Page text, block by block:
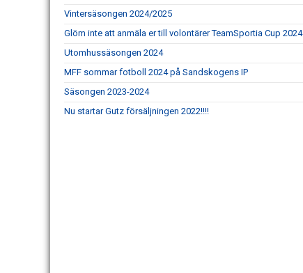
Vintersäsongen 2024/2025
Glöm inte att anmäla er till volontärer TeamSportia Cup 2024
Utomhussäsongen 2024
MFF sommar fotboll 2024 på Sandskogens IP
Säsongen 2023-2024
Nu startar Gutz försäljningen 2022!!!!